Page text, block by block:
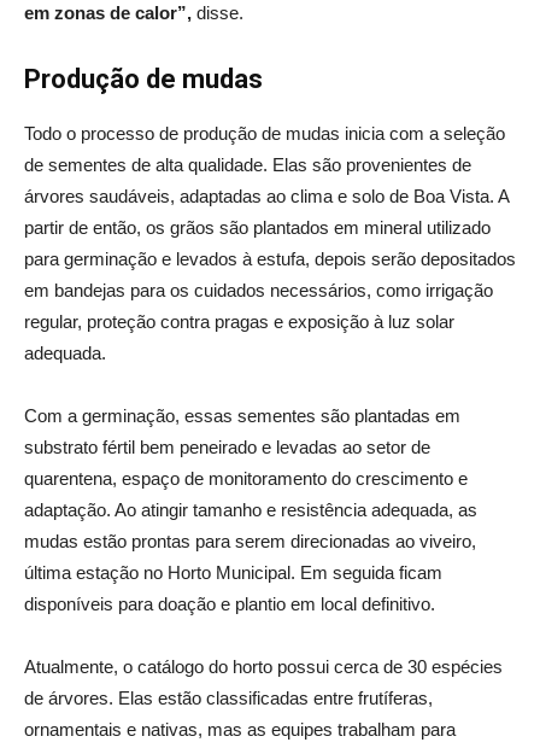
em zonas de calor”, disse.
Produção de mudas
Todo o processo de produção de mudas inicia com a seleção
de sementes de alta qualidade. Elas são provenientes de
árvores saudáveis, adaptadas ao clima e solo de Boa Vista. A
partir de então, os grãos são plantados em mineral utilizado
para germinação e levados à estufa, depois serão depositados
em bandejas para os cuidados necessários, como irrigação
regular, proteção contra pragas e exposição à luz solar
adequada.
Com a germinação, essas sementes são plantadas em
substrato fértil bem peneirado e levadas ao setor de
quarentena, espaço de monitoramento do crescimento e
adaptação. Ao atingir tamanho e resistência adequada, as
mudas estão prontas para serem direcionadas ao viveiro,
última estação no Horto Municipal. Em seguida ficam
disponíveis para doação e plantio em local definitivo.
Atualmente, o catálogo do horto possui cerca de 30 espécies
de árvores. Elas estão classificadas entre frutíferas,
ornamentais e nativas, mas as equipes trabalham para